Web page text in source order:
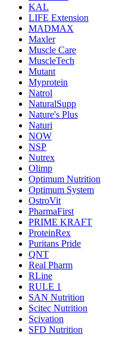
KAL
LIFE Extension
MADMAX
Maxler
Muscle Care
MuscleTech
Mutant
Myprotein
Natrol
NaturalSupp
Nature's Plus
Naturi
NOW
NSP
Nutrex
Olimp
Optimum Nutrition
Optimum System
OstroVit
PharmaFirst
PRIME KRAFT
ProteinRex
Puritans Pride
QNT
Real Pharm
RLine
RULE 1
SAN Nutrition
Scitec Nutrition
Scivation
SFD Nutrition